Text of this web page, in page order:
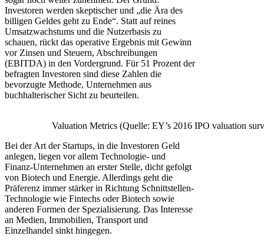
Investoren werden skeptischer und „die Ära des
billigen Geldes geht zu Ende“. Statt auf reines
Umsatzwachstums und die Nutzerbasis zu
schauen, rückt das operative Ergebnis mit Gewinn
vor Zinsen und Steuern, Abschreibungen
(EBITDA) in den Vordergrund. Für 51 Prozent der
befragten Investoren sind diese Zahlen die
bevorzugte Methode, Unternehmen aus
buchhalterischer Sicht zu beurteilen.
Valuation Metrics (Quelle: EY’s 2016 IPO valuation
Bei der Art der Startups, in die Investoren Geld
anlegen, liegen vor allem Technologie- und
Finanz-Unternehmen an erster Stelle, dicht gefolgt
von Biotech und Energie. Allerdings geht die
Präferenz immer stärker in Richtung Schnittstellen-
Technologie wie Fintechs oder Biotech sowie
anderen Formen der Spezialisierung. Das Interesse
an Medien, Immobilien, Transport und
Einzelhandel sinkt hingegen.